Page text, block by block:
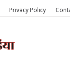
Privacy Policy